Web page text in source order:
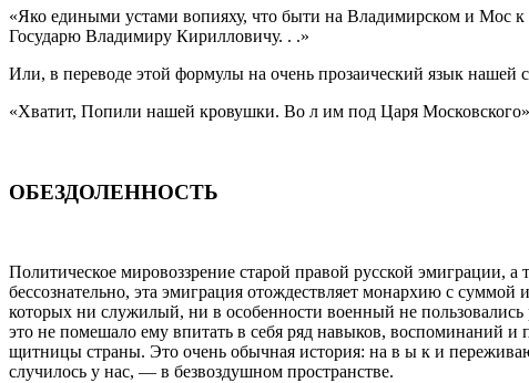
«Яко едиными устами вопияху, что быти на Владимирском и Мос
Государю Владимиру Кирилловичу. . .»
Или, в переводе этой формулы на очень прозаический язык нашей
«Хватит, Попили нашей кровушки. Во л им под Царя
ОБЕЗДОЛЕННОСТЬ
Политическое мировоззрение старой правой русской эмиграции,
бессознательно, эта эмиграция отождествляет монархию с
которых ни служилый, ни в особенности военный не
это не помешало ему впитать в себя ряд навыков, воспоминаний
щитницы страны. Это очень обычная история: на в ы к и
случилось у нас, — в безвоздушном пространстве.